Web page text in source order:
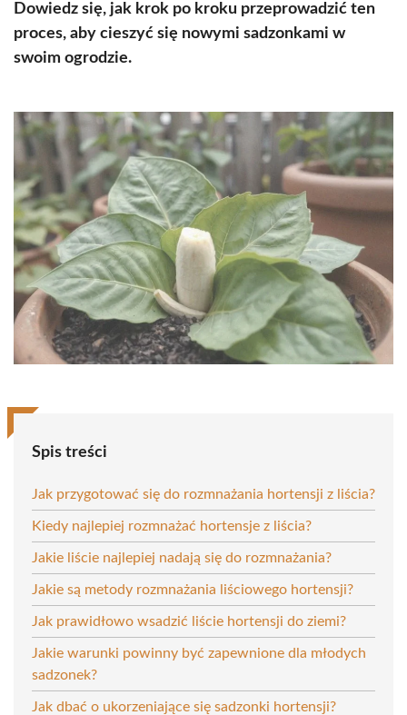
Dowiedz się, jak krok po kroku przeprowadzić ten
proces, aby cieszyć się nowymi sadzonkami w
swoim ogrodzie.
Spis treści
Jak przygotować się do rozmnażania hortensji z liścia?
Kiedy najlepiej rozmnażać hortensje z liścia?
Jakie liście najlepiej nadają się do rozmnażania?
Jakie są metody rozmnażania liściowego hortensji?
Jak prawidłowo wsadzić liście hortensji do ziemi?
Jakie warunki powinny być zapewnione dla młodych
sadzonek?
Jak dbać o ukorzeniające się sadzonki hortensji?